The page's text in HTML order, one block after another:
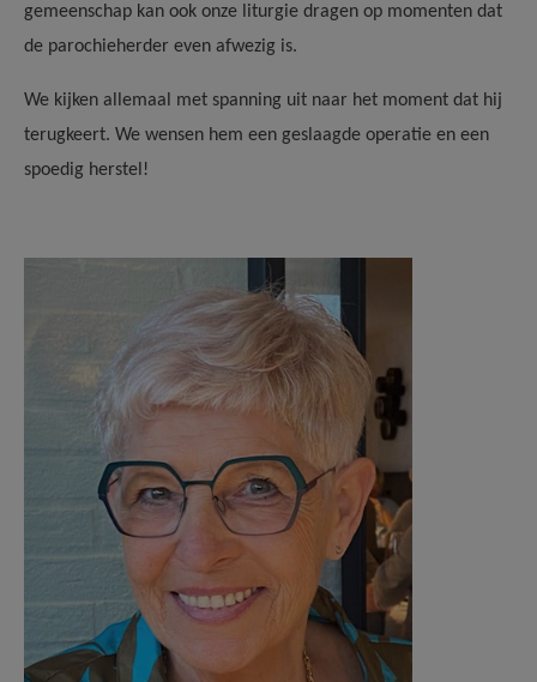
gemeenschap kan ook onze liturgie dragen op momenten dat
de parochieherder even afwezig is.
We kijken allemaal met spanning uit naar het moment dat hij
terugkeert. We wensen hem een geslaagde operatie en een
spoedig herstel!